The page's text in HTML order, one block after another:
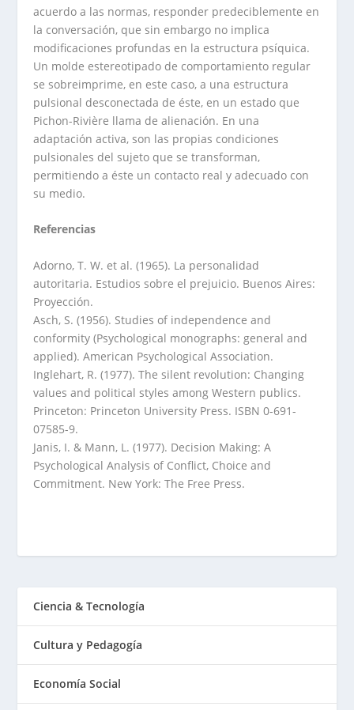
acuerdo a las normas, responder predeciblemente en
la conversación, que sin embargo no implica
modificaciones profundas en la estructura psíquica.
Un molde estereotipado de comportamiento regular
se sobreimprime, en este caso, a una estructura
pulsional desconectada de éste, en un estado que
Pichon-Rivière llama de alienación. En una
adaptación activa, son las propias condiciones
pulsionales del sujeto que se transforman,
permitiendo a éste un contacto real y adecuado con
su medio.
Referencias
Adorno, T. W. et al. (1965). La personalidad
autoritaria. Estudios sobre el prejuicio. Buenos Aires:
Proyección.
Asch, S. (1956). Studies of independence and
conformity (Psychological monographs: general and
applied). American Psychological Association.
Inglehart, R. (1977). The silent revolution: Changing
values and political styles among Western publics.
Princeton: Princeton University Press. ISBN 0-691-
07585-9.
Janis, I. & Mann, L. (1977). Decision Making: A
Psychological Analysis of Conflict, Choice and
Commitment. New York: The Free Press.
Ciencia & Tecnología
Cultura y Pedagogía
Economía Social